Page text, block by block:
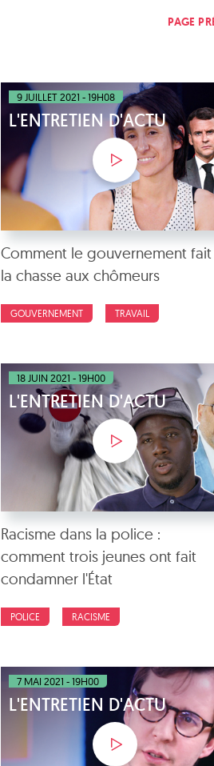
PAGE
9 JUILLET 2021 - 19H08
L'ENTRETIEN D'ACTU
Comment le gouvernement fait
la chasse aux chômeurs
GOUVERNEMENT TRAVAIL
18 JUIN 2021 - 19H00
L'ENTRETIEN D'ACTU
Racisme dans la police :
comment trois jeunes ont fait
condamner l'État
POLICE RACISME
7 MAI 2021 - 19H00
L'ENTRETIEN D'ACTU